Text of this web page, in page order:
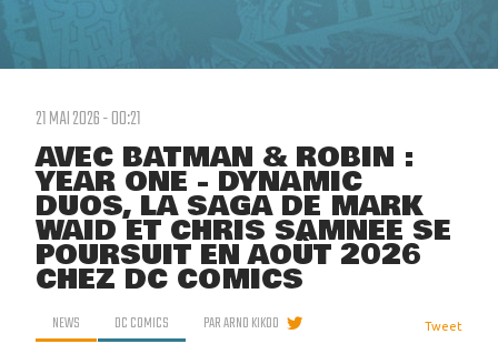
21 MAI 2026 - 00:21
AVEC BATMAN & ROBIN :
YEAR ONE - DYNAMIC
DUOS, LA SAGA DE MARK
WAID ET CHRIS SAMNEE SE
POURSUIT EN AOÛT 2026
CHEZ DC COMICS
NEWS DC COMICS PARARNO KIKOO Tweet